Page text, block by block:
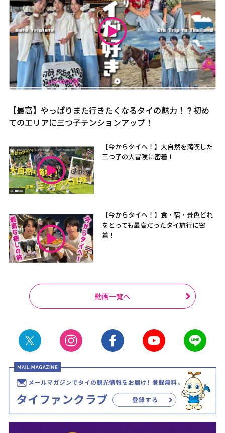
【最高】やっぱりまた行きたくなるタイの魅力！？初め
てのエリアに三つ子テンションアップ！
【今からタイへ！】大自然を満喫した
三つ子の大冒険に密着！
【今からタイへ！】食・宿・景色どれ
をとっても最高だったタイ旅行に密
着！
動画一覧へ